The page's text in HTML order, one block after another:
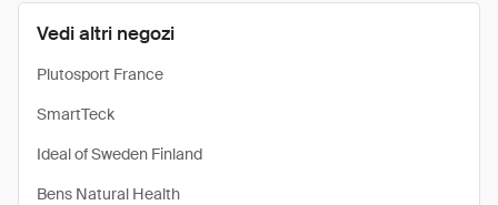
Vedi altri negozi
Plutosport France
SmartTeck
Ideal of Sweden Finland
Bens Natural Health